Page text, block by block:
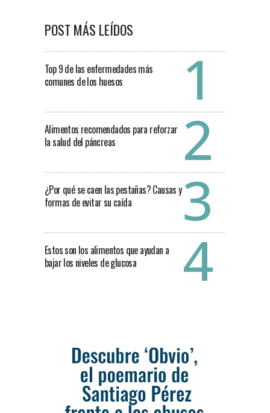
POST MÁS LEÍDOS
Top 9 de las enfermedades más
comunes de los huesos
Alimentos recomendados para reforzar
la salud del páncreas
¿Por qué se caen las pestañas? Causas y
formas de evitar su caída
Estos son los alimentos que ayudan a
bajar los niveles de glucosa